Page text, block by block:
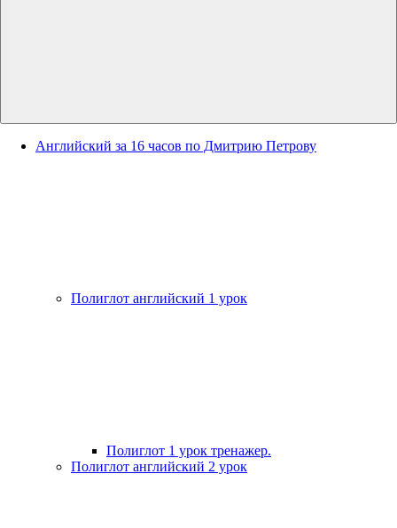
Английский за 16 часов по Дмитрию Петрову
Полиглот английский 1 урок
Полиглот 1 урок тренажер.
Полиглот английский 2 урок